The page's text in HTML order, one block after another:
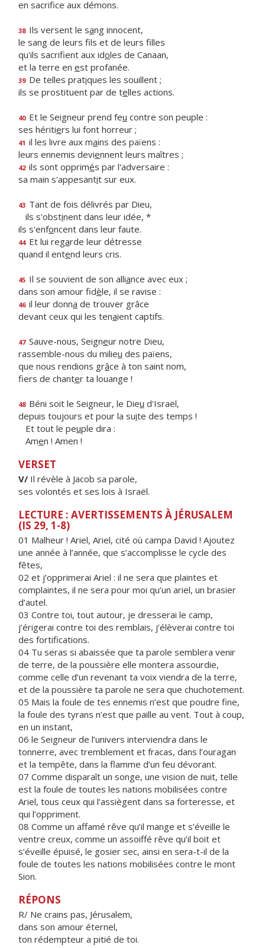
en sacrifce aux démons.
38 Ils versent le sang innocent,
le sang de leurs fls et de leurs filles
qu'ils sacrifient aux idoles de Canaan,
et la terre en est profanée.
39 De telles pratiques les souillent ;
ils se prostituent par de telles actions.
40 Et le Seigneur prend feu contre son peuple :
ses héritiers lui font horreur ;
41 il les livre aux mains des païens :
leurs ennemis deviennent leurs maîtres ;
42 ils sont opprimés par l'adversaire :
sa main s'appesantit sur eux.
43 Tant de fois délivrés par Dieu,
ils s'obstinent dans leur idée, *
ils s'enfoncent dans leur faute.
44 Et lui regarde leur détresse
quand il entend leurs cris.
45 Il se souvient de son alliance avec eux ;
dans son amour fidèle, il se ravise :
46 il leur donna de trouver grâce
devant ceux qui les tenaient captifs.
47 Sauve-nous, Seigneur notre Dieu,
rassemble-nous du milieu des païens,
que nous rendions grâce à ton saint nom,
fiers de chanter ta louange !
48 Béni soit le Seigneur, le Dieu d'Israël,
depuis toujours et pour la suite des temps !
Et tout le peuple dira :
Amen ! Amen !
VERSET
V/ Il révèle à Jacob sa parole,
ses volontés et ses lois à Israël.
LECTURE : AVERTISSEMENTS À JÉRUSALEM
(IS 29, 1-8)
01 Malheur ! Ariel, Ariel, cité où campa David ! Ajoutez
une année à l’année, que s’accomplisse le cycle des
fêtes,
02 et j’opprimerai Ariel : il ne sera que plaintes et
complaintes, il ne sera pour moi qu’un ariel, un brasier
d’autel.
03 Contre toi, tout autour, je dresserai le camp,
j’érigerai contre toi des remblais, j’élèverai contre toi
des fortifications.
04 Tu seras si abaissée que ta parole semblera venir
de terre, de la poussière elle montera assourdie,
comme celle d’un revenant ta voix viendra de la terre,
et de la poussière ta parole ne sera que chuchotement.
05 Mais la foule de tes ennemis n’est que poudre fine,
la foule des tyrans n’est que paille au vent. Tout à coup,
en un instant,
06 le Seigneur de l’univers interviendra dans le
tonnerre, avec tremblement et fracas, dans l’ouragan
et la tempête, dans la flamme d’un feu dévorant.
07 Comme disparaît un songe, une vision de nuit, telle
est la foule de toutes les nations mobilisées contre
Ariel, tous ceux qui l’assiègent dans sa forteresse, et
qui l’oppriment.
08 Comme un affamé rêve qu’il mange et s’éveille le
ventre creux, comme un assoiffé rêve qu’il boit et
s’éveille épuisé, le gosier sec, ainsi en sera-t-il de la
foule de toutes les nations mobilisées contre le mont
Sion.
RÉPONS
R/ Ne crains pas, Jérusalem,
dans son amour éternel,
ton rédempteur a pitié de toi.